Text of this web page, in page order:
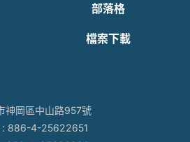
部落格
檔案下載
神岡區中山路957號
886-4-25622651